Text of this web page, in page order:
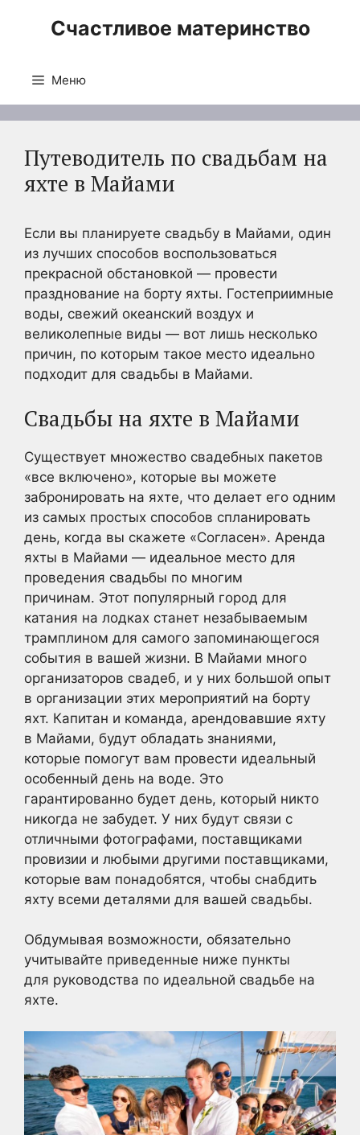
Счастливое материнство
Меню
Путеводитель по свадьбам на
яхте в Майами
Если вы планируете свадьбу в Майами, один
из лучших способов воспользоваться
прекрасной обстановкой — провести
празднование на борту яхты. Гостеприимные
воды, свежий океанский воздух и
великолепные виды — вот лишь несколько
причин, по которым такое место идеально
подходит для свадьбы в Майами.
Свадьбы на яхте в Майами
Существует множество свадебных пакетов
«все включено», которые вы можете
забронировать на яхте, что делает его одним
из самых простых способов спланировать
день, когда вы скажете «Согласен». Аренда
яхты в Майами — идеальное место для
проведения свадьбы по многим
причинам. Этот популярный город для
катания на лодках станет незабываемым
трамплином для самого запоминающегося
события в вашей жизни. В Майами много
организаторов свадеб, и у них большой опыт
в организации этих мероприятий на борту
яхт. Капитан и команда, арендовавшие яхту
в Майами, будут обладать знаниями,
которые помогут вам провести идеальный
особенный день на воде. Это
гарантированно будет день, который никто
никогда не забудет. У них будут связи с
отличными фотографами, поставщиками
провизии и любыми другими поставщиками,
которые вам понадобятся, чтобы снабдить
яхту всеми деталями для вашей свадьбы.
Обдумывая возможности, обязательно
учитывайте приведенные ниже пункты
для руководства по идеальной свадьбе на
яхте.